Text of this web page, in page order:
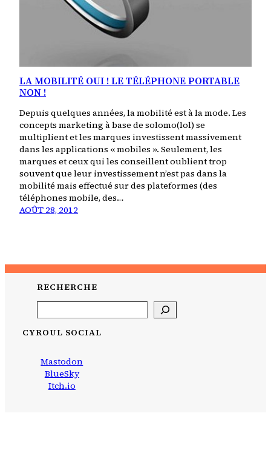
LA MOBILITÉ OUI ! LE TÉLÉPHONE PORTABLE
NON !
Depuis quelques années, la mobilité est à la mode. Les
concepts marketing à base de solomo(lol) se
multiplient et les marques investissent massivement
dans les applications « mobiles ». Seulement, les
marques et ceux qui les conseillent oublient trop
souvent que leur investissement n’est pas dans la
mobilité mais effectué sur des plateformes (des
téléphones mobile, des…
AOÛT 28, 2012
RECHERCHE
CYROUL SOCIAL
Mastodon
BlueSky
Itch.io